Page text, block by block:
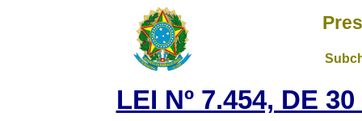
LEI Nº 7.454, DE